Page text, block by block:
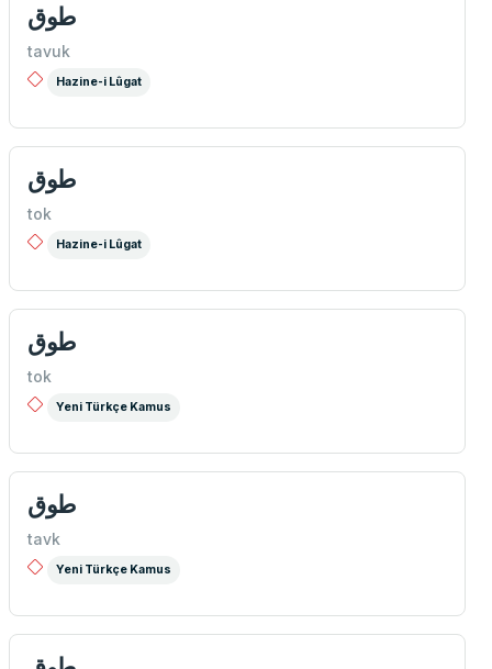
طوق
tavuk
Hazine-i Lûgat
طوق
tok
Hazine-i Lûgat
طوق
tok
Yeni Türkçe Kamus
طوق
tavk
Yeni Türkçe Kamus